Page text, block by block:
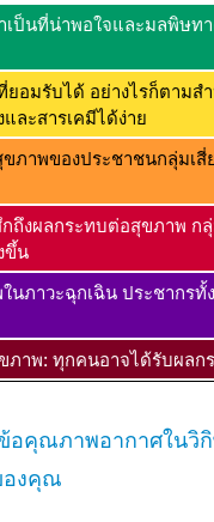
ป็นที่น่าพอใจและมลพิษทา
อมรับได้ อย่างไรก็ตามส
ละสารเคมีได้ง่าย
ภาพของประชาชนกลุ่มเ
กถึงผลกระทบต่อสุขภาพ
ขึ้น
นภาวะฉุกเฉิน ประชากร
ภาพ: ทุกคนอาจได้รับผล
อคุณภาพอากาศในวิกิ
องคุณ